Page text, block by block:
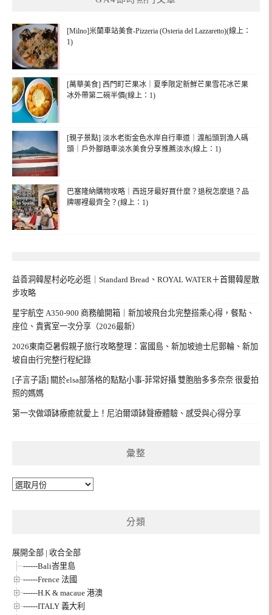
[Milno]米蘭車站美食-Pizzeria (Osteria del Lazzaretto)(線上：
1)
[萬華美食] 西門町芒果冰｜夏季限定新鮮芒果雪花冰芒果
冰外帶第二碗半價(線上：1)
[親子景點] 淡水老街金色水岸自行車道｜渡船頭到漁人碼
頭｜戶外腳踏車淡水美食分享推薦淡水(線上：1)
巴塞隆納購物攻略｜西班牙最好買什麼？退稅怎麼退？品
牌哪裡最齊全？(線上：1)
益善洞韓屋村必吃必逛｜Standard Bread、ROYAL WATER＋首爾韓屋散
步攻略
星宇航空 A350-900 商務艙開箱｜新加坡飛台北完整搭乘心得，餐點、
座位、貴賓室一次分享（2026最新）
2026東南亞暑假親子旅行攻略整理：富國島、新加坡迪士尼郵輪、新加
坡自由行完整行程紀錄
[子言子語] 關於elsa部落格的點點小事-菲常好攝 雙胞胎多多奈奈 很愛拍
照的媽媽
第一次做頌缽療癒就愛上！尼泊爾頌缽聲療體驗、感受與心得分享
彙整
彙
分類
展開全部 | 收合全部
------Bali峇里島
------Frence 法國
------H.K & macaue 港澳
------ITALY 義大利